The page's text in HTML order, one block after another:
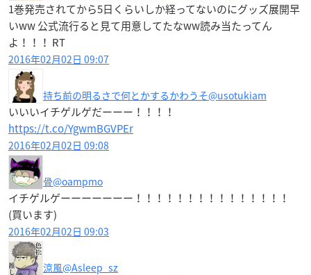
1巻発売されてから5日くらいしか経ってないのにグッズ展開早
いww 公式流行ると見て用意してたなww読み当たってん
よ！！！ RT
2016年02月02日 09:07
持ち前の明るさで何とかするかわうそ@usotukiam
いいいイチゲルゲだーーー！！！！
https://t.co/YgwmBGVPEr
2016年02月02日 09:08
骨@oampmo
イチゲルゲーーーーーーー！！！！！！！！！！！！！！！
(買います)
2016年02月02日 09:03
涼風@Asleep_sz